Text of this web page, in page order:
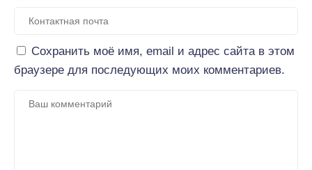
Сохранить моё имя, email и адрес сайта в этом
браузере для последующих моих комментариев.